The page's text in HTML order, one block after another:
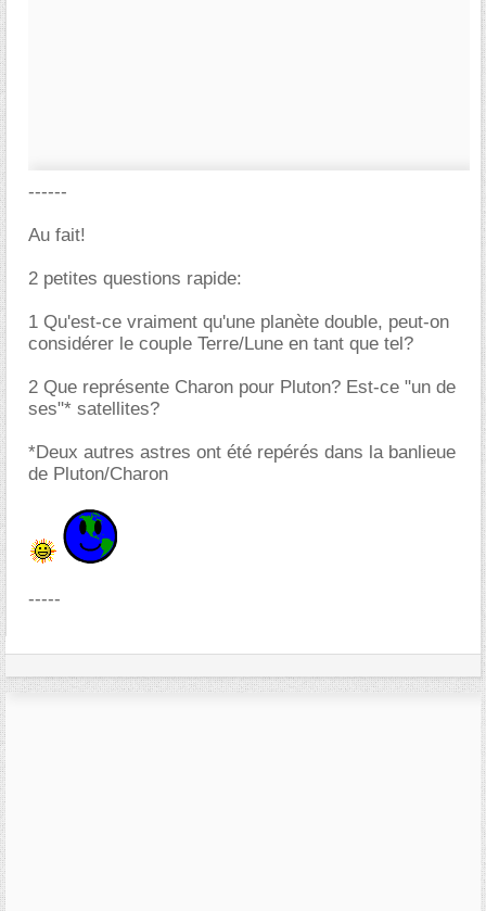
------
Au fait!
2 petites questions rapide:
1 Qu'est-ce vraiment qu'une planète double, peut-on
considérer le couple Terre/Lune en tant que tel?
2 Que représente Charon pour Pluton? Est-ce "un de
ses"* satellites?
*Deux autres astres ont été repérés dans la banlieue
de Pluton/Charon
-----